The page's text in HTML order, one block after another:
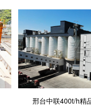
邢台中联400t/h精